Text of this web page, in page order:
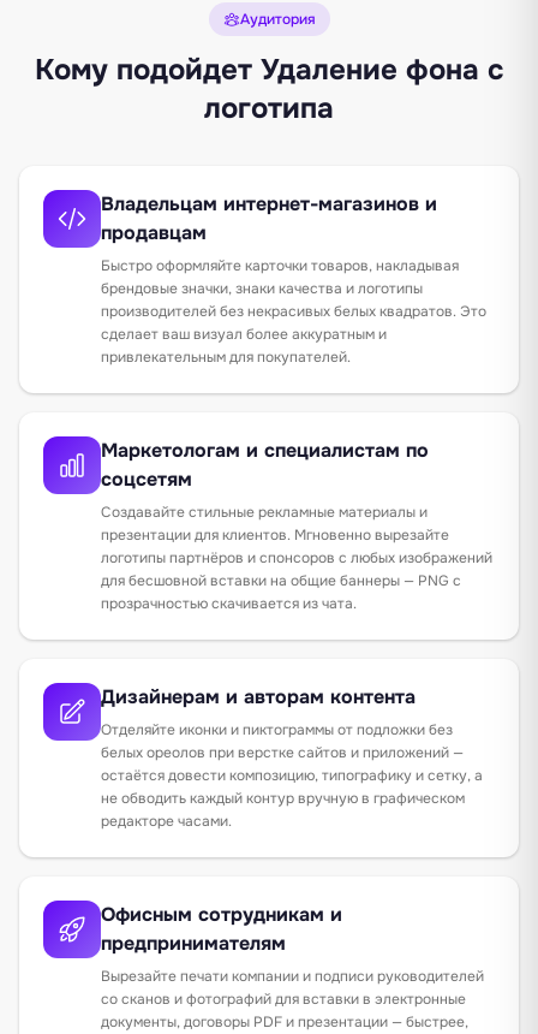
Аудитория
Кому подойдет Удаление фона с
логотипа
Владельцам интернет-магазинов и
продавцам
Быстро оформляйте карточки товаров, накладывая
брендовые значки, знаки качества и логотипы
производителей без некрасивых белых квадратов. Это
сделает ваш визуал более аккуратным и
привлекательным для покупателей.
Маркетологам и специалистам по
соцсетям
Создавайте стильные рекламные материалы и
презентации для клиентов. Мгновенно вырезайте
логотипы партнёров и спонсоров с любых изображений
для бесшовной вставки на общие баннеры — PNG с
прозрачностью скачивается из чата.
Дизайнерам и авторам контента
Отделяйте иконки и пиктограммы от подложки без
белых ореолов при верстке сайтов и приложений —
остаётся довести композицию, типографику и сетку, а
не обводить каждый контур вручную в графическом
редакторе часами.
Офисным сотрудникам и
предпринимателям
Вырезайте печати компании и подписи руководителей
со сканов и фотографий для вставки в электронные
документы, договоры PDF и презентации — быстрее,